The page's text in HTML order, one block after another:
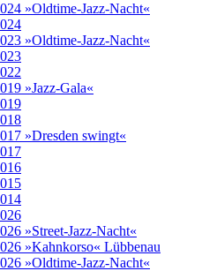
»Oldtime-Jazz-Nacht«
»Oldtime-Jazz-Nacht«
»Jazz-Gala«
»Dresden swingt«
»Street-Jazz-Nacht«
»Kahnkorso« Lübbenau
»Oldtime-Jazz-Nacht«